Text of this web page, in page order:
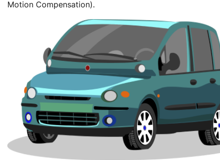
Motion Compensation).